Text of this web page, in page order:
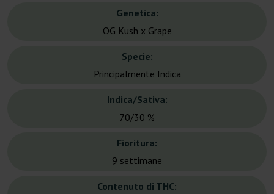
Genetica:
OG Kush x Grape
Specie:
Principalmente Indica
Indica/Sativa:
70/30 %
Fioritura:
9 settimane
Contenuto di THC: